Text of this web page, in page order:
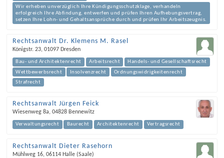
Wir erheben unverzüglich Ihre Kündigungsschutzklage, verhandeln
erfolgreich Ihre Abfindung, entwerfen und prüfen Ihren Aufhebungsvertrag,
setzen Ihre Lohn- und Gehaltsansprüche durch und prüfen Ihr Arbeitszeugnis.
Rechtsanwalt Dr. Klemens M. Rasel
Königstr. 23, 01097 Dresden
Bau- und Architektenrecht Arbeitsrecht
Handels- und Gesellschaftsrecht
Wettbewerbsrecht
Insolvenzrecht
Ordnungswidrigkeitenrecht
Strafrecht
Rechtsanwalt Jürgen Feick
Wiesenweg 8a, 04828 Bennewitz
Verwaltungsrecht Baurecht Architektenrecht Vertragsrecht
Rechtsanwalt Dieter Rasehorn
Mühlweg 16, 06114 Halle (Saale)